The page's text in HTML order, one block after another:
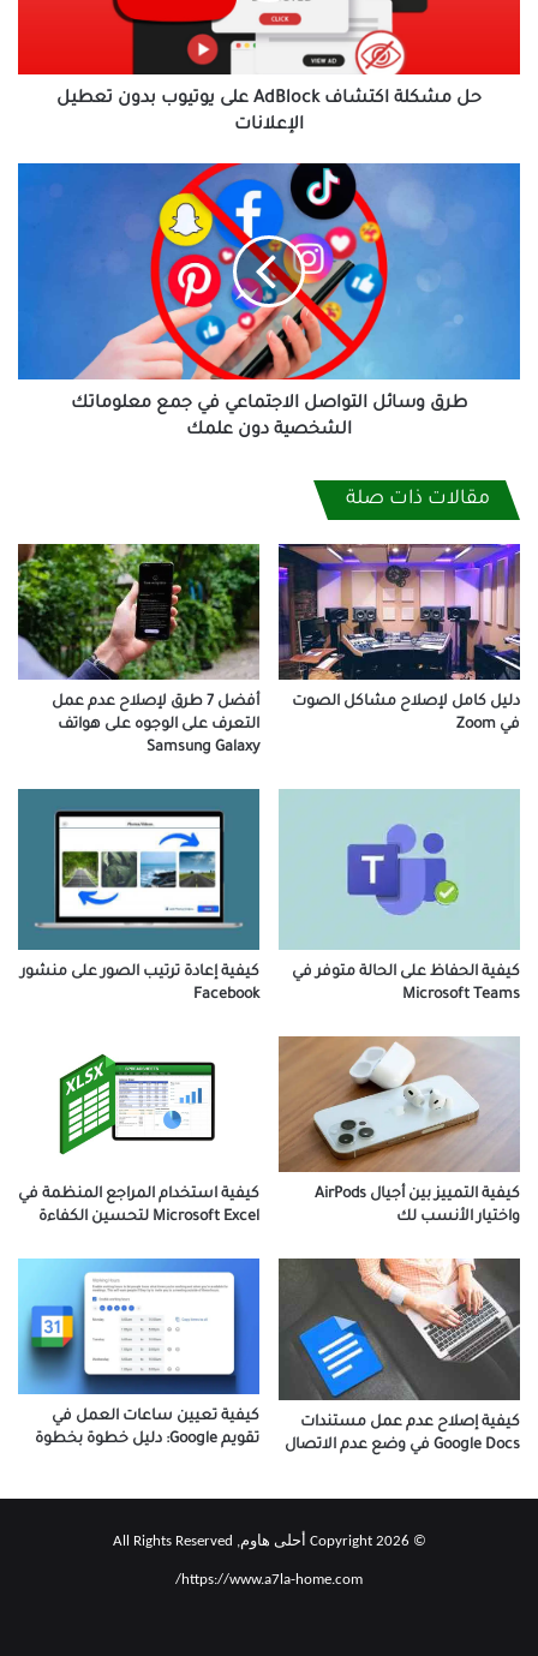
الإعلانات
حل مشكلة اكتشاف AdBlock على يوتيوب بدون تعطيل
الإعلانات
معلوماتك
دون
طرق وسائل التواصل الاجتماعي في جمع معلوماتك
الشخصية دون علمك
مقالات ذات صلة
دليل كامل لإصلاح مشاكل الصوت
في Zoom
أفضل 7 طرق لإصلاح عدم عمل
التعرف على الوجوه على هواتف
Samsung Galaxy
كيفية الحفاظ على الحالة متوفر في
Microsoft Teams
كيفية إعادة ترتيب الصور على منشور
Facebook
كيفية التمييز بين أجيال AirPods
واختيار الأنسب لك
كيفية استخدام المراجع المنظمة في
Microsoft Excel لتحسين الكفاءة
كيفية إصلاح عدم عمل مستندات
Google Docs في وضع عدم الاتصال
كيفية تعيين ساعات العمل في
تقويم Google: دليل خطوة بخطوة
© Copyright 2026 أحلى هاوم, All Rights Reserved
https://www.a7la-home.com/